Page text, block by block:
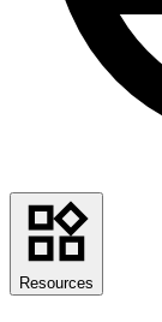
Resources